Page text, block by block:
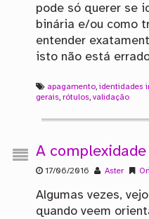
pode só querer se
binária e/ou como
entender
isto não está
apagamento, identidades
gerais, rótulos, validação
A
17/06/2016 Aster
Algumas vezes,
quando veem